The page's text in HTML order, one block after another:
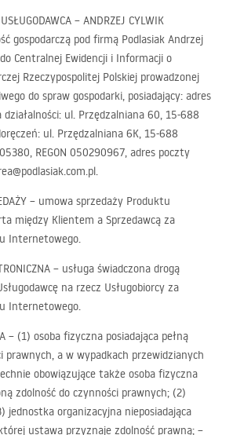
USŁUGODAWCA – ANDRZEJ CYLWIK
gospodarczą pod firmą Podlasiak Andrzej
Centralnej Ewidencji i Informacji o
Rzeczypospolitej Polskiej prowadzonej
do spraw gospodarki, posiadający: adres
ul. Przędzalniana 60, 15-688
ul. Przędzalniana 6K, 15-688
REGON 050290967, adres poczty
– umowa sprzedaży Produktu
między Klientem a Sprzedawcą za
Internetowego.
– usługa świadczona drogą
na rzecz Usługobiorcy za
Internetowego.
– (1) osoba fizyczna posiadająca pełną
prawnych, a w wypadkach przewidzianych
obowiązujące także osoba fizyczna
zdolność do czynności prawnych; (2)
jednostka organizacyjna nieposiadająca
ustawa przyznaje zdolność prawną; –